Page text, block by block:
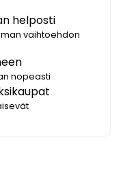
helposti
vaihtoehdon
nopeasti